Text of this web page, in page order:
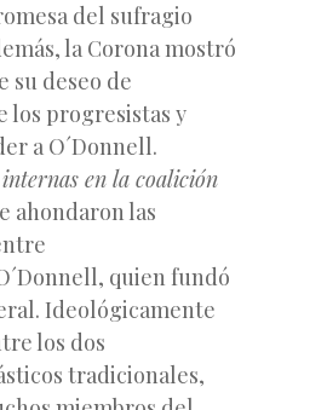
del sufragio
la Corona mostró
su deseo de
los progresistas y
a O´Donnell.
en la coalición
ahondaron las
quien fundó
Ideológicamente
los dos
tradicionales,